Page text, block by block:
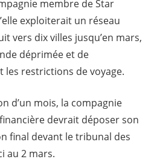
membre de Star
exploiterait un réseau
vers dix villes jusqu’en mars,
déprimée et de
les restrictions de voyage.
d’un mois, la compagnie
devrait déposer son
final devant le tribunal des
au 2 mars.